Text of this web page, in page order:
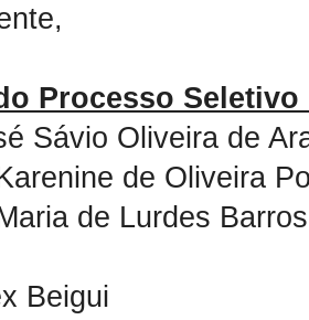
Processo Seletivo
Sávio Oliveira de
de Oliveira
de Lurdes
Beigui